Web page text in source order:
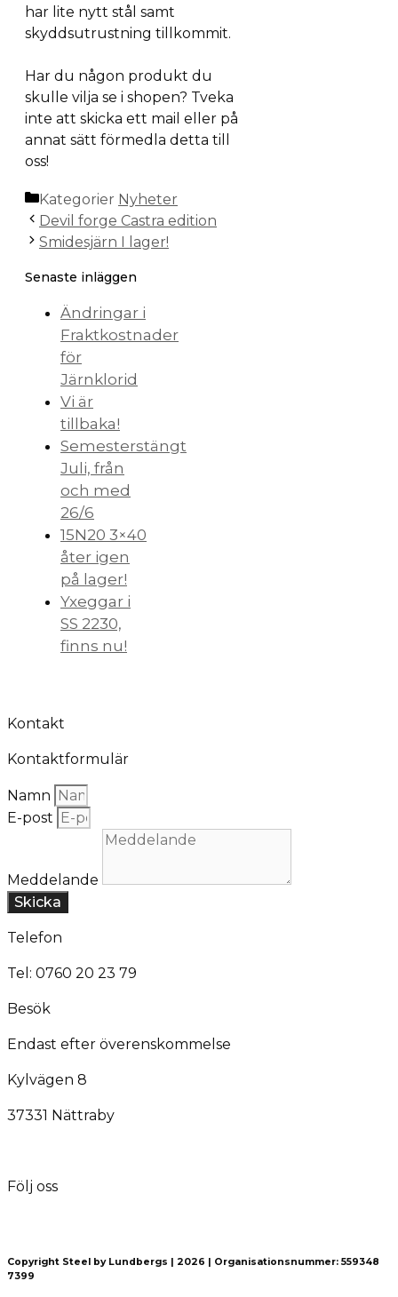
har lite nytt stål samt
skyddsutrustning tillkommit.
Har du någon produkt du
skulle vilja se i shopen? Tveka
inte att skicka ett mail eller på
annat sätt förmedla detta till
oss!
Kategorier Nyheter
Devil forge Castra edition
Smidesjärn I lager!
Senaste inläggen
Ändringar i
Fraktkostnader
för
Järnklorid
Vi är
tillbaka!
Semesterstängt
Juli, från
och med
26/6
15N20 3×40
åter igen
på lager!
Yxeggar i
SS 2230,
finns nu!
Kontakt
Kontaktformulär
Namn
E-post
Meddelande
Skicka
Telefon
Tel: 0760 20 23 79
Besök
Endast efter överenskommelse
Kylvägen 8
37331 Nättraby
Följ oss
Copyright Steel by Lundbergs | 2026 | Organisationsnummer: 559348
7399